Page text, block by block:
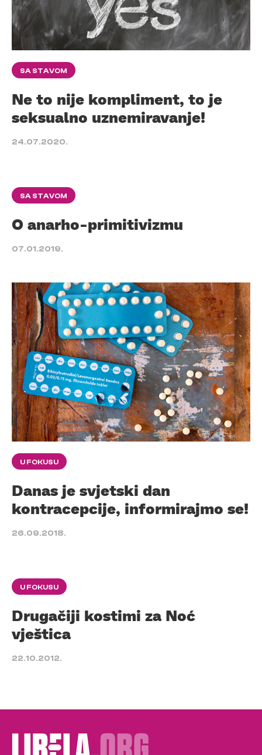
SA STAVOM
Ne to nije kompliment, to je
seksualno uznemiravanje!
24.07.2020.
SA STAVOM
O anarho-primitivizmu
07.01.2019.
U FOKUSU
Danas je svjetski dan
kontracepcije, informirajmo se!
26.09.2018.
U FOKUSU
Drugačiji kostimi za Noć
vještica
22.10.2012.